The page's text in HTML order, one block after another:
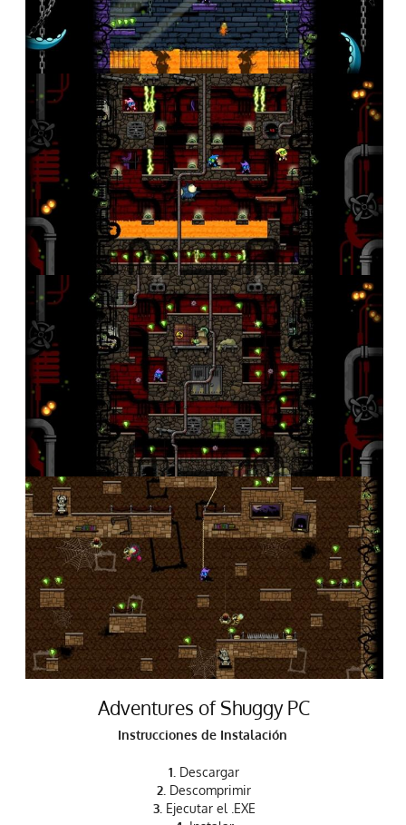
Adventures of Shuggy PC
Instrucciones de Instalación
1. Descargar
2. Descomprimir
3. Ejecutar el .EXE